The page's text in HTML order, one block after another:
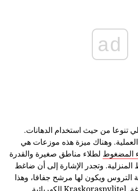
ad
تنوعا من حيث استخدام الدهانات.
العملية. وهناك ميزة هذه موزعات هي
المضغوط لطلاء مناطق صغيرة والقدرة
وتجدر الإشارة إلى أن ضاغط
ويكون لها مرشح جفافا، وهذا